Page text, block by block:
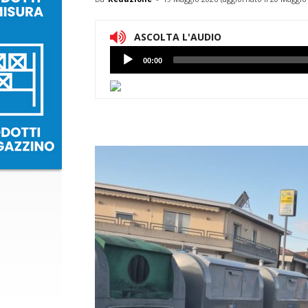
ASCOLTA L'AUDIO
Lettore
Audio
00:00